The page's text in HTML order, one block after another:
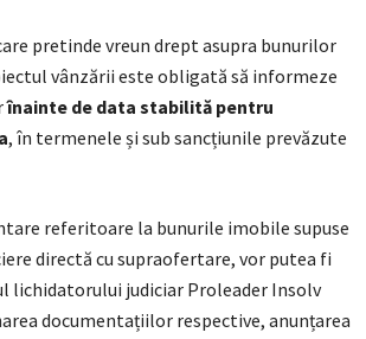
pretinde vreun drept asupra bunurilor
vânzării este obligată să informeze
înainte de data stabilită pentru
, în termenele și sub sancțiunile prevăzute
referitoare la bunurile imobile supuse
directă cu supraofertare, vor putea fi
lichidatorului judiciar Proleader Insolv
documentațiilor respective, anunțarea